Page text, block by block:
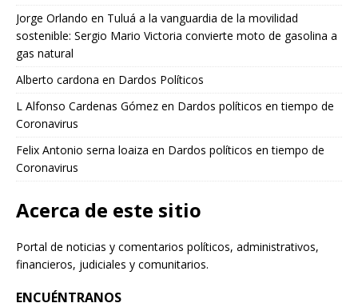
Jorge Orlando en Tuluá a la vanguardia de la movilidad
sostenible: Sergio Mario Victoria convierte moto de gasolina a
gas natural
Alberto cardona en Dardos Políticos
L Alfonso Cardenas Gómez en Dardos políticos en tiempo de
Coronavirus
Felix Antonio serna loaiza en Dardos políticos en tiempo de
Coronavirus
Acerca de este sitio
Portal de noticias y comentarios políticos, administrativos,
financieros, judiciales y comunitarios.
ENCUÉNTRANOS